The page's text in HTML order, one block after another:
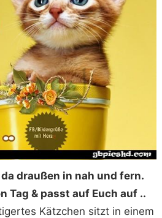
draußen in nah und fern.
Tag & passt auf Euch auf ..
Kätzchen sitzt in einem